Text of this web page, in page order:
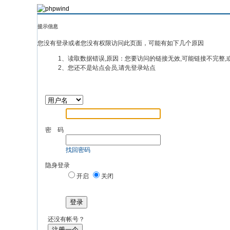
提示信息
您没有登录或者您没有权限访问此页面，可能有如下几个原因
1、读取数据错误,原因：您要访问的链接无效,可能链接不完整,
2、您还不是站点会员,请先登录站点
密 码
找回密码
隐身登录
开启
关闭
登录
还没有帐号？